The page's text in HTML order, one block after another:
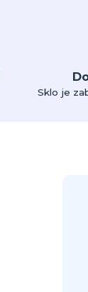
Sklo je